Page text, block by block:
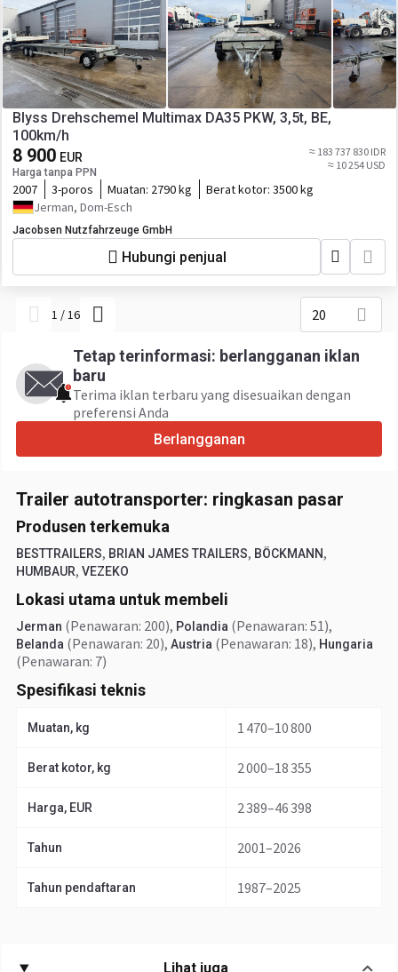
Blyss Drehschemel Multimax DA35 PKW, 3,5t, BE,
100km/h
8 900 EUR
Harga tanpa PPN
≈ 183 737 830 IDR
≈ 10 254 USD
2007 3-poros Muatan: 2790 kg Berat kotor: 3500 kg
Jerman, Dom-Esch
Jacobsen Nutzfahrzeuge GmbH
Hubungi penjual
1 /16 20
Tetap terinformasi: berlangganan iklan
baru
Terima iklan terbaru yang disesuaikan dengan
preferensi Anda
Berlangganan
Trailer autotransporter: ringkasan pasar
Produsen terkemuka
BESTTRAILERS, BRIAN JAMES TRAILERS, BÖCKMANN,
HUMBAUR, VEZEKO
Lokasi utama untuk membeli
Jerman (Penawaran: 200), Polandia (Penawaran: 51),
Belanda (Penawaran: 20), Austria (Penawaran: 18), Hungaria
(Penawaran: 7)
Spesifikasi teknis
Muatan, kg 1 470–10 800
Berat kotor, kg 2 000–18 355
Harga, EUR 2 389–46 398
Tahun 2001–2026
Tahun pendaftaran 1987–2025
Lihat juga